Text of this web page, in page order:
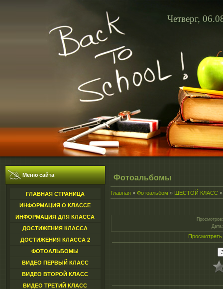
Четверг,
Меню сайта
ГЛАВНАЯ СТРАНИЦА
ИНФОРМАЦИЯ О КЛАССЕ
ИНФОРМАЦИЯ ДЛЯ КЛАССА
ДОСТИЖЕНИЯ КЛАССА
ДОСТИЖЕНИЯ КЛАССА 2
ФОТОАЛЬБОМЫ
ВИДЕО ПЕРВЫЙ КЛАСС
ВИДЕО ВТОРОЙ КЛАСС
ВИДЕО ТРЕТИЙ КЛАСС
Фотоальбомы
Главная » Фотоальбом » ШЕСТОЙ КЛАСС
Просмотров
Дата